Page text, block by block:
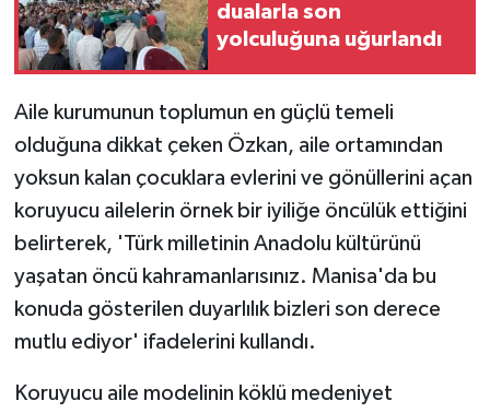
dualarla son
yolculuğuna uğurlandı
Aile kurumunun toplumun en güçlü temeli
olduğuna dikkat çeken Özkan, aile ortamından
yoksun kalan çocuklara evlerini ve gönüllerini açan
koruyucu ailelerin örnek bir iyiliğe öncülük ettiğini
belirterek, 'Türk milletinin Anadolu kültürünü
yaşatan öncü kahramanlarısınız. Manisa'da bu
konuda gösterilen duyarlılık bizleri son derece
mutlu ediyor' ifadelerini kullandı.
Koruyucu aile modelinin köklü medeniyet